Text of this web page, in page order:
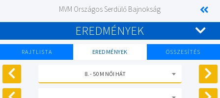
MVM Országos Serdülő Bajnokság
EREDMÉNYEK
RAJTLISTA EREDMÉNYEK ÖSSZESÍTÉS
8. - 50 M NŐI HÁT